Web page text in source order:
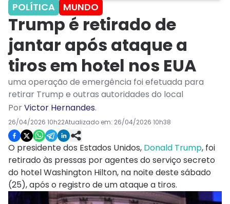
POLÍTICA MUNDO
Trump é retirado de
jantar após ataque a
tiros em hotel nos EUA
uma operação de emergência foi efetuada para
retirar Trump e outras autoridades do local
PorVictor Hernandes.
26/04/2026 10h22Atualizado em: 26/04/2026 10h38
O presidente dos Estados Unidos, Donald Trump, foi
retirado às pressas por agentes do serviço secreto
do hotel Washington Hilton, na noite deste sábado
(25), após o registro de um ataque a tiros.